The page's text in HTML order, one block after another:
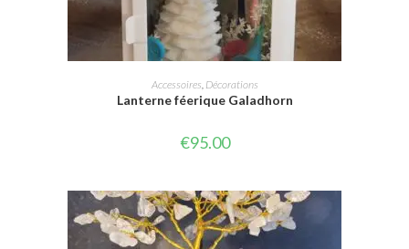
LIRE LA SUITE
Accessoires Décorations
Lanterne féerique Galadhorn
€95.00